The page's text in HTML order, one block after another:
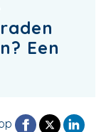
Een